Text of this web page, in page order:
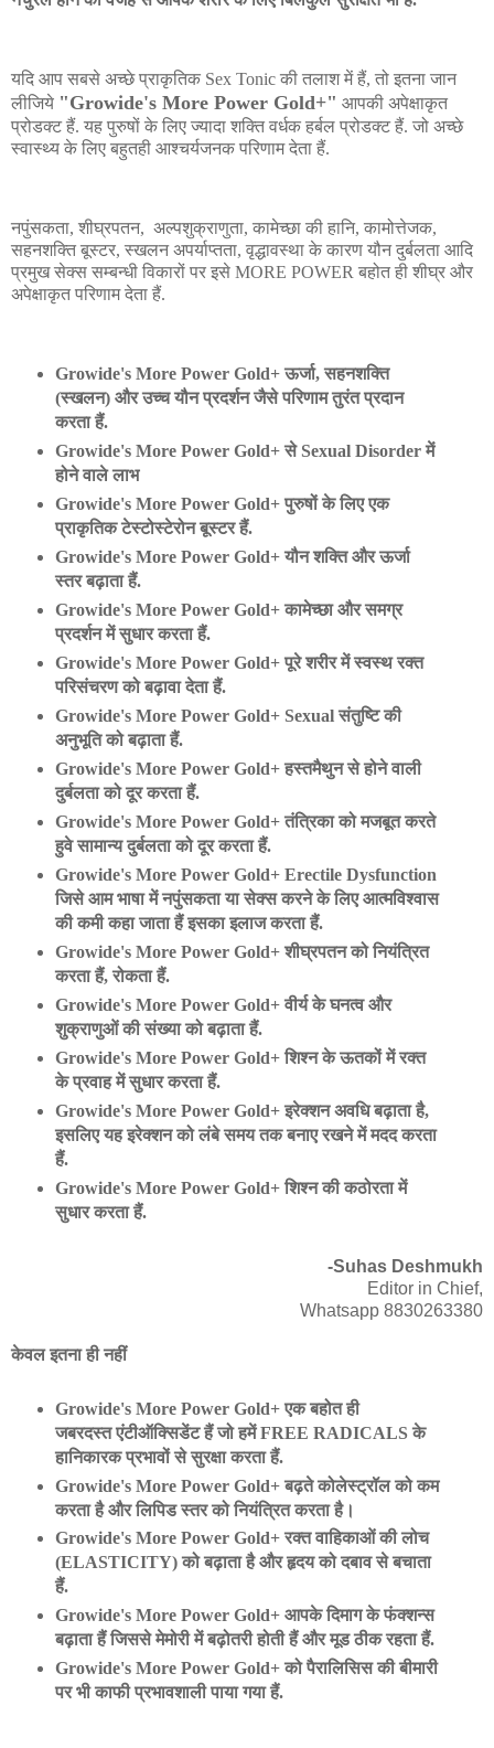
यदि आप सबसे अच्छे प्राकृतिक Sex Tonic की तलाश में हैं, तो इतना जान
लीजिये "Growide's More Power Gold+" आपकी अपेक्षाकृत
प्रोडक्ट हैं. यह पुरुषों के लिए ज्यादा शक्ति वर्धक हर्बल प्रोडक्ट हैं. जो अच्छे
स्वास्थ्य के लिए बहुतही आश्चर्यजनक परिणाम देता हैं.
नपुंसकता, शीघ्रपतन, अल्पशुक्राणुता, कामेच्छा की हानि, कामोत्तेजक,
सहनशक्ति बूस्टर, स्खलन अपर्याप्तता, वृद्धावस्था के कारण यौन दुर्बलता आदि
प्रमुख सेक्स सम्बन्धी विकारों पर इसे MORE POWER बहोत ही शीघ्र और
अपेक्षाकृत परिणाम देता हैं.
Growide's More Power Gold+ ऊर्जा, सहनशक्ति
(स्खलन) और उच्च यौन प्रदर्शन जैसे परिणाम तुरंत प्रदान
करता हैं.
Growide's More Power Gold+ से Sexual Disorder में
होने वाले लाभ
Growide's More Power Gold+ पुरुषों के लिए एक
प्राकृतिक टेस्टोस्टेरोन बूस्टर हैं.
Growide's More Power Gold+ यौन शक्ति और ऊर्जा
स्तर बढ़ाता हैं.
Growide's More Power Gold+ कामेच्छा और समग्र
प्रदर्शन में सुधार करता हैं.
Growide's More Power Gold+ पूरे शरीर में स्वस्थ रक्त
परिसंचरण को बढ़ावा देता हैं.
Growide's More Power Gold+ Sexual संतुष्टि की
अनुभूति को बढ़ाता हैं.
Growide's More Power Gold+ हस्‍तमैथुन से होने वाली
दुर्बलता को दूर करता हैं.
Growide's More Power Gold+ तंत्रिका को मजबूत करते
हुवे सामान्य दुर्बलता को दूर करता हैं.
Growide's More Power Gold+ Erectile Dysfunction
जिसे आम भाषा में नपुंसकता या सेक्स करने के लिए आत्मविश्वास
की कमी कहा जाता हैं इसका इलाज करता हैं.
Growide's More Power Gold+ शीघ्रपतन को नियंत्रित
करता हैं, रोकता हैं.
Growide's More Power Gold+ वीर्य के घनत्व और
शुक्राणुओं की संख्या को बढ़ाता हैं.
Growide's More Power Gold+ शिश्न के ऊतकों में रक्त
के प्रवाह में सुधार करता हैं.
Growide's More Power Gold+ इरेक्शन अवधि बढ़ाता है,
इसलिए यह इरेक्शन को लंबे समय तक बनाए रखने में मदद करता
हैं.
Growide's More Power Gold+ शिश्न की कठोरता में
सुधार करता हैं.
-Suhas Deshmukh
Editor in Chief,
Whatsapp 8830263380
केवल इतना ही नहीं
Growide's More Power Gold+ एक बहोत ही
जबरदस्त एंटीऑक्सिडेंट हैं जो हमें FREE RADICALS के
हानिकारक प्रभावों से सुरक्षा करता हैं.
Growide's More Power Gold+ बढ़ते कोलेस्ट्रॉल को कम
करता है और लिपिड स्तर को नियंत्रित करता है।
Growide's More Power Gold+ रक्त वाहिकाओं की लोच
(ELASTICITY) को बढ़ाता है और हृदय को दबाव से बचाता
हैं.
Growide's More Power Gold+ आपके दिमाग के फंक्शन्स
बढ़ाता हैं जिससे मेमोरी में बढ़ोतरी होती हैं और मूड ठीक रहता हैं.
Growide's More Power Gold+ को पैरालिसिस की बीमारी
पर भी काफी प्रभावशाली पाया गया हैं.